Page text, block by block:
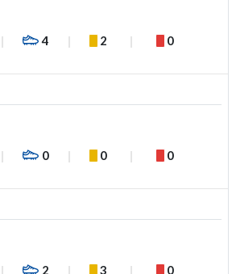
4 2 0
0 0 0
2 3 0